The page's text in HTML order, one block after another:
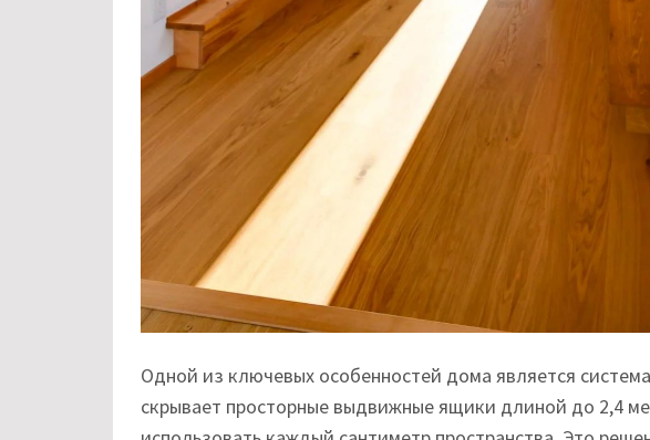
Одной из ключевых особенностей дома является
скрывает просторные выдвижные ящики длиной до 2,4